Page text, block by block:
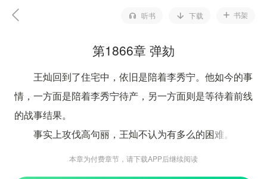
听书 下载 书架
第1866章 弹劾
王灿回到了住宅中，依旧是陪着李秀宁。他如今的事
情，一方面是陪着李秀宁待产，另一方面则是等待着前线
的战事结果。
事实上攻伐高句丽，王灿不认为有多么的困难。
毕竟大隋国力强盛。
本章为付费章节，请下载APP后继续阅读